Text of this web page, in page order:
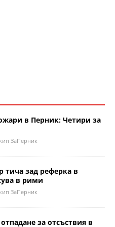
в Перник: Четири за
ЗаПерник
тича зад реферка в
в рими
ЗаПерник
за отсъствия в